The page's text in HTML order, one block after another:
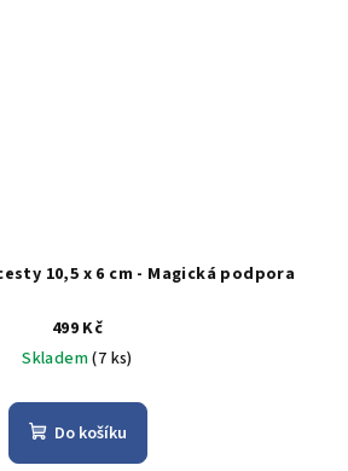
10,5 x 6 cm - Magická podpora
499 Kč
Skladem(7 ks)
Do košíku